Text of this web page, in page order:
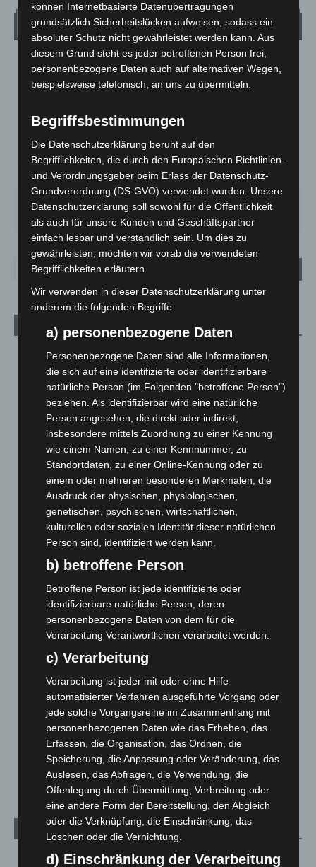
Wetter
LANGENHAGEN
Klarer Himmel
21.9°
62% 3.6m/s 4%
DO.
29°
FR.
25° 27°
SO.
32°
MO.
Aktuelle Beiträge
Region Hannover: 21 neue Notfallsanitäter starten beim
Roten Kreuz
5. August 2026
Celle: Mensch stirbt bei Bagger-Unfall auf Baustelle
Gasleitung bei McDonald’s-Umbau in Langenhagen
beschädigt
5. August 2026
3. August 2026
Hannover: Polizei stoppt 166 Trunkenheitsfahrten bei
Großkontrolle
2. August 2026
Hannover Klassik Open Air 2026: Französische Oper im
Maschpark
2. August 2026
Schwarz Digits und Zscaler starten souveräne Cloud-
Sicherheitsplattform für Europa
2. August 2026
Blaulicht 2.797
können Internetbasierte Datenübertragungen
grundsätzlich Sicherheitslücken aufweisen, sodass ein
absoluter Schutz nicht gewährleistet werden kann. Aus
diesem Grund steht es jeder betroffenen Person frei,
personenbezogene Daten auch auf alternativen Wegen,
beispielsweise telefonisch, an uns zu übermitteln.
Begriffsbestimmungen
Die Datenschutzerklärung beruht auf den
Begrifflichkeiten, die durch den Europäischen Richtlinien-
und Verordnungsgeber beim Erlass der Datenschutz-
Grundverordnung (DS-GVO) verwendet wurden. Unsere
Datenschutzerklärung soll sowohl für die Öffentlichkeit
als auch für unsere Kunden und Geschäftspartner
einfach lesbar und verständlich sein. Um dies zu
gewährleisten, möchten wir vorab die verwendeten
Begrifflichkeiten erläutern.
Wir verwenden in dieser Datenschutzerklärung unter
anderem die folgenden Begriffe:
a) personenbezogene Daten
Personenbezogene Daten sind alle Informationen,
die sich auf eine identifizierte oder identifizierbare
natürliche Person (im Folgenden "betroffene Person")
beziehen. Als identifizierbar wird eine natürliche
Person angesehen, die direkt oder indirekt,
insbesondere mittels Zuordnung zu einer Kennung
wie einem Namen, zu einer Kennnummer, zu
Standortdaten, zu einer Online-Kennung oder zu
einem oder mehreren besonderen Merkmalen, die
Ausdruck der physischen, physiologischen,
genetischen, psychischen, wirtschaftlichen,
kulturellen oder sozialen Identität dieser natürlichen
Person sind, identifiziert werden kann.
b) betroffene Person
Betroffene Person ist jede identifizierte oder
identifizierbare natürliche Person, deren
personenbezogene Daten von dem für die
Verarbeitung Verantwortlichen verarbeitet werden.
c) Verarbeitung
Verarbeitung ist jeder mit oder ohne Hilfe
automatisierter Verfahren ausgeführte Vorgang oder
jede solche Vorgangsreihe im Zusammenhang mit
personenbezogenen Daten wie das Erheben, das
Erfassen, die Organisation, das Ordnen, die
Speicherung, die Anpassung oder Veränderung, das
Auslesen, das Abfragen, die Verwendung, die
Offenlegung durch Übermittlung, Verbreitung oder
eine andere Form der Bereitstellung, den Abgleich
oder die Verknüpfung, die Einschränkung, das
Löschen oder die Vernichtung.
d) Einschränkung der Verarbeitung